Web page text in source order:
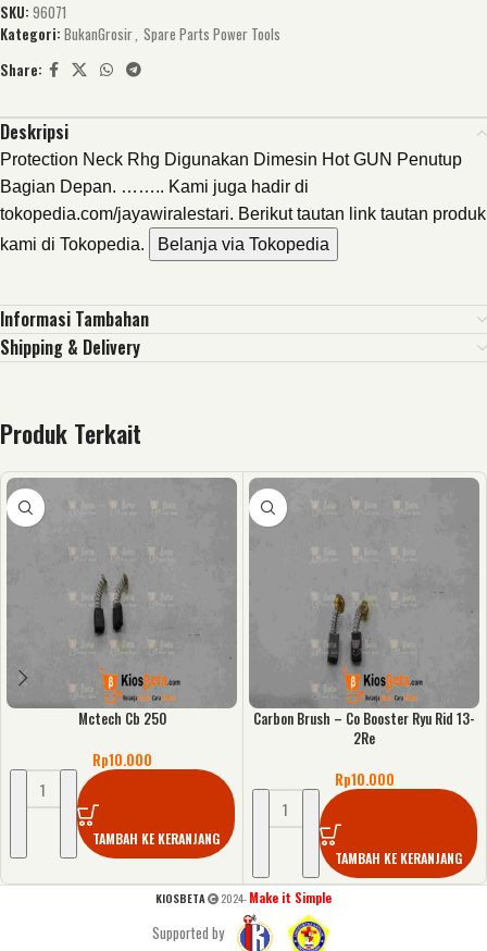
SKU: 96071
Kategori: BukanGrosir, Spare Parts Power Tools
Share:
Deskripsi
Protection Neck Rhg Digunakan Dimesin Hot GUN Penutup
Bagian Depan. …….. Kami juga hadir di
tokopedia.com/jayawiralestari. Berikut tautan link tautan produk
kami di Tokopedia.
Belanja via Tokopedia
Informasi Tambahan
Shipping & Delivery
Produk Terkait
Mctech Cb 250
Rp10.000
TAMBAH KE KERANJANG
Carbon Brush – Co Booster Ryu Rid 13-
2Re
Rp10.000
TAMBAH KE KERANJANG
KIOSBETA 2024- Make it Simple
Supported by